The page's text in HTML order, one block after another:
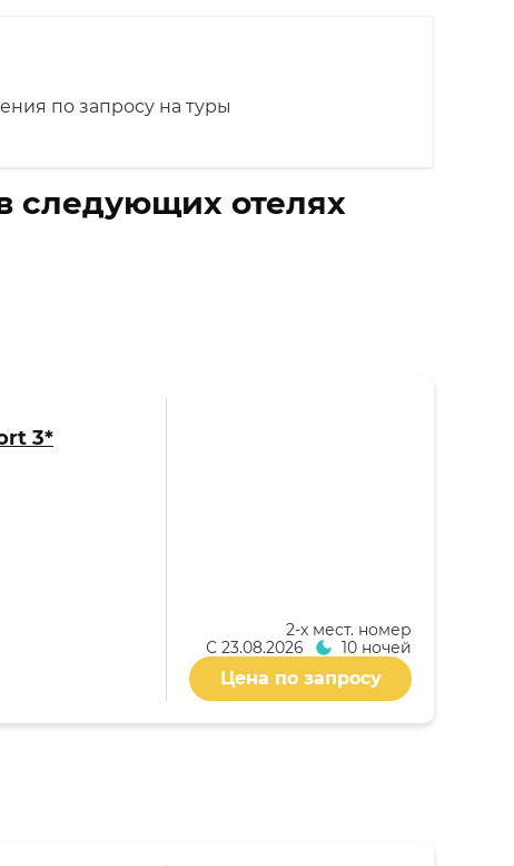
по запросу на туры
следующих отелях
3*
2-x мест. номер
С 23.08.2026 10 ночей
Цена по запросу